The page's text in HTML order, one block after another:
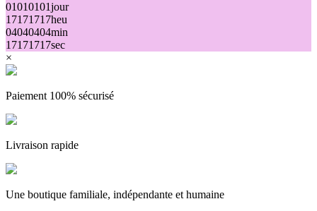
01010101jour
17171717heu
04040404min
17171717sec
×
Paiement 100% sécurisé
Livraison rapide
Une boutique familiale, indépendante et humaine